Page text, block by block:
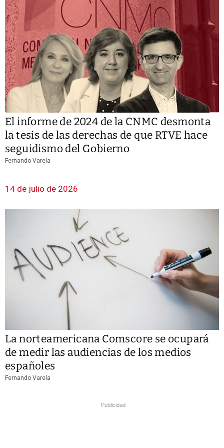
El informe de 2024 de la CNMC desmonta
la tesis de las derechas de que RTVE hace
seguidismo del Gobierno
Fernando Varela
14 de julio de 2026
La norteamericana Comscore se ocupará
de medir las audiencias de los medios
españoles
Fernando Varela
Publicidad